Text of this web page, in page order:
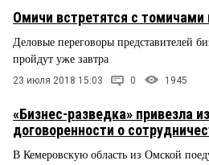
Омичи встретятся с томичами
Деловые переговоры представителей
пройдут уже завтра
23 июля 2018 15:03 0 1945
«Бизнес-разведка» привезла
договоренности о
В Кемеровскую область из Омской